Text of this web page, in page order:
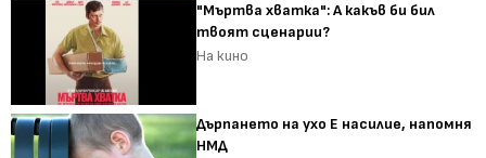
"Мъртва хватка": А какъв би бил
твоят сценарии?
На кино
Дърпането на ухо Е насилие, напомня
НМД